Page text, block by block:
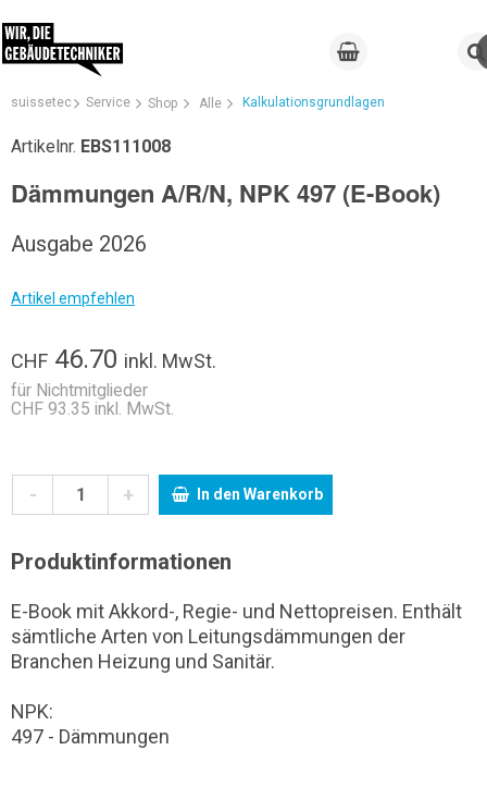
suissetec Service Shop Alle Kalkulationsgrundlagen
Artikelnr. EBS111008
Dämmungen A/R/N, NPK 497 (E-Book)
Ausgabe 2026
Artikel empfehlen
CHF 46.70 inkl. MwSt.
für Nichtmitglieder
CHF 93.35 inkl. MwSt.
- + In den Warenkorb
Produktinformationen
E-Book mit Akkord-, Regie- und Nettopreisen. Enthält
sämtliche Arten von Leitungsdämmungen der
Branchen Heizung und Sanitär.
NPK:
497 - Dämmungen